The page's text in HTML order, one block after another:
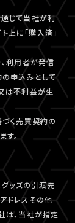
じて当社が利
上に「購入済」
利用者が発信
申込みとして
は不利益が生
く売買契約の
。
ッズの引渡先
ドレスその他
は、当社が指定